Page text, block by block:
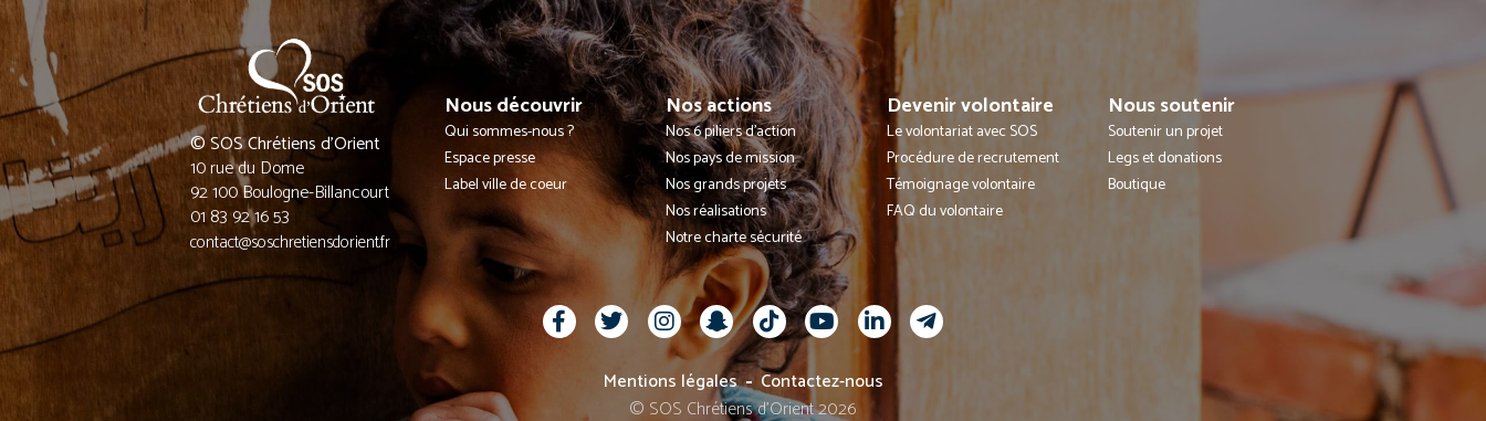
© SOS Chrétiens d’Orient
10 rue du Dome
92 100 Boulogne-Billancourt
01 83 92 16 53
contact@soschretiensdorient.fr
Nous découvrir
Qui sommes-nous ?
Espace presse
Label ville de coeur
Nos actions
Nos 6 piliers d'action
Nos pays de mission
Nos grands projets
Nos réalisations
Notre charte sécurité
Devenir volontaire
Le volontariat avec SOS
Procédure de recrutement
Témoignage volontaire
FAQ du volontaire
Nous soutenir
Soutenir un projet
Legs et donations
Boutique
Mentions légales
Contactez-nous
© SOS Chrétiens d’Orient 2026